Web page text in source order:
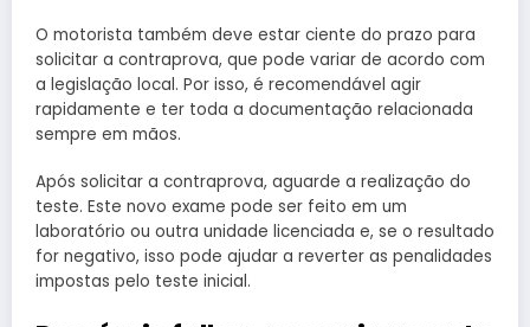
O motorista também deve estar ciente do prazo para
solicitar a contraprova, que pode variar de acordo com
a legislação local. Por isso, é recomendável agir
rapidamente e ter toda a documentação relacionada
sempre em mãos.
Após solicitar a contraprova, aguarde a realização do
teste. Este novo exame pode ser feito em um
laboratório ou outra unidade licenciada e, se o resultado
for negativo, isso pode ajudar a reverter as penalidades
impostas pelo teste inicial.